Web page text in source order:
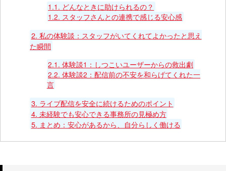
1.1. どんなときに助けられるの？
1.2. スタッフさんとの連携で感じる安心感
2. 私の体験談：スタッフがいてくれてよかったと思え
た瞬間
2.1. 体験談1：しつこいユーザーからの救出劇
2.2. 体験談2：配信前の不安を和らげてくれた一
言
3. ライブ配信を安全に続けるためのポイント
4. 未経験でも安心できる事務所の見極め方
5. まとめ：安心があるから、自分らしく働ける